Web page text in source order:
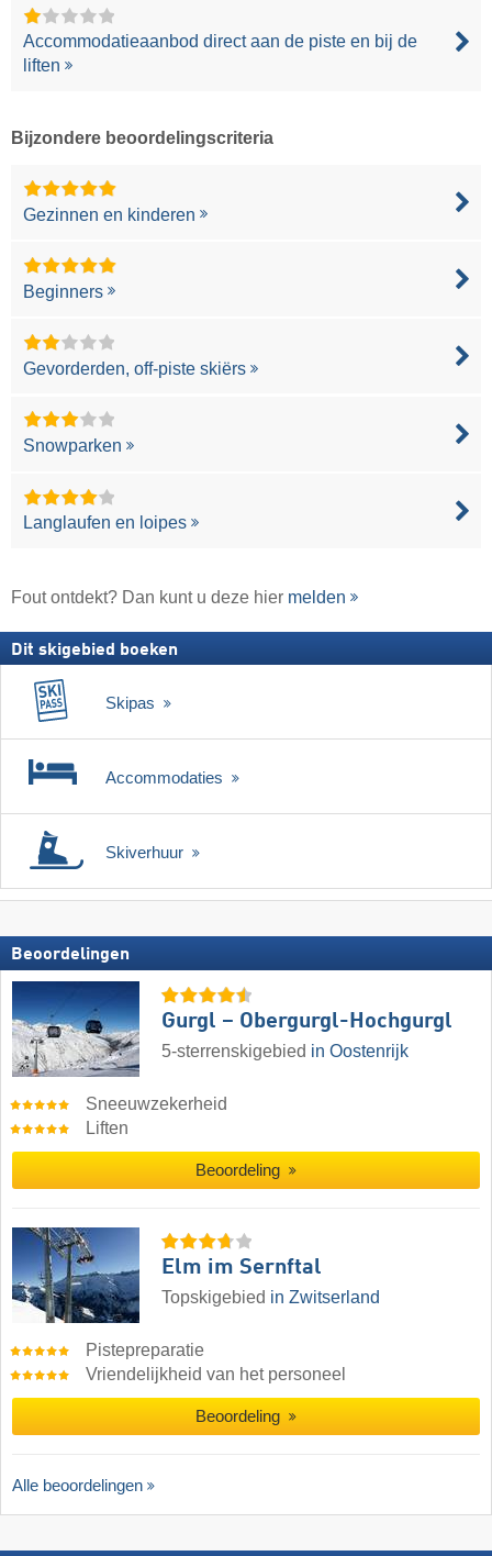
Accommodatieaanbod direct aan de piste en bij de
liften
Bijzondere beoordelingscriteria
Gezinnen en kinderen
Beginners
Gevorderden, off-piste skiërs
Snowparken
Langlaufen en loipes
Fout ontdekt? Dan kunt u deze hier melden
Dit skigebied boeken
Skipas
Accommodaties
Skiverhuur
Beoordelingen
Gurgl – Obergurgl-Hochgurgl
5-sterrenskigebied in Oostenrijk
Sneeuwzekerheid
Liften
Beoordeling
Elm im Sernftal
Topskigebied in Zwitserland
Pistepreparatie
Vriendelijkheid van het personeel
Beoordeling
Alle beoordelingen